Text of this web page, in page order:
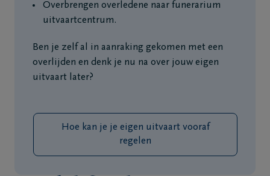
Overbrengen overledene naar funerarium
uitvaartcentrum.
Ben je zelf al in aanraking gekomen met een
overlijden en denk je nu na over jouw eigen
uitvaart later?
Hoe kan je je eigen uitvaart vooraf
regelen